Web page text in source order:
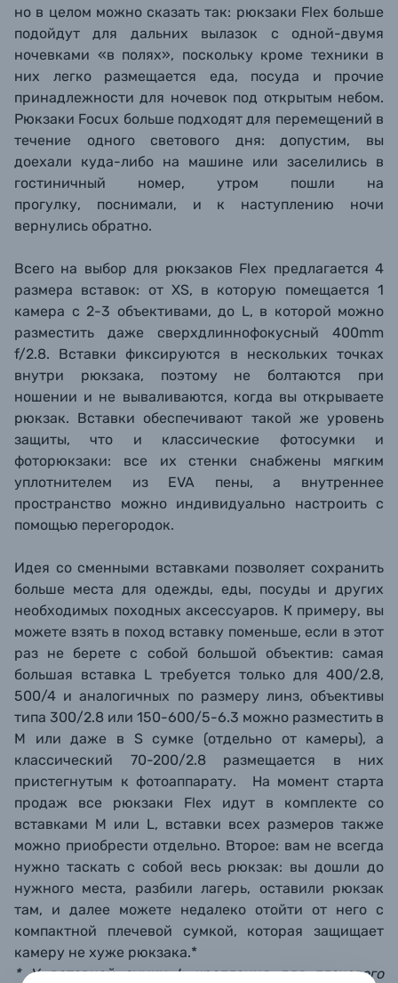
но в целом можно сказать так: рюкзаки Flex больше
подойдут для дальних вылазок с одной-двумя
ночевками «в полях», поскольку кроме техники в
них легко размещается еда, посуда и прочие
принадлежности для ночевок под открытым небом.
Рюкзаки Focux больше подходят для перемещений в
течение одного светового дня: допустим, вы
доехали куда-либо на машине или заселились в
гостиничный номер, утром пошли на
прогулку, поснимали, и к наступлению ночи
вернулись обратно.
Всего на выбор для рюкзаков Flex предлагается 4
размера вставок: от XS, в которую помещается 1
камера с 2-3 объективами, до L, в которой можно
разместить даже сверхдлиннофокусный 400mm
f/2.8. Вставки фиксируются в нескольких точках
внутри рюкзака, поэтому не болтаются при
ношении и не вываливаются, когда вы открываете
рюкзак. Вставки обеспечивают такой же уровень
защиты, что и классические фотосумки и
фоторюкзаки: все их стенки снабжены мягким
уплотнителем из EVA пены, а внутреннее
пространство можно индивидуально настроить с
помощью перегородок.
Идея со сменными вставками позволяет сохранить
больше места для одежды, еды, посуды и других
необходимых походных аксессуаров. К примеру, вы
можете взять в поход вставку поменьше, если в этот
раз не берете с собой большой объектив: самая
большая вставка L требуется только для 400/2.8,
500/4 и аналогичных по размеру линз, объективы
типа 300/2.8 или 150-600/5-6.3 можно разместить в
М или даже в S сумке (отдельно от камеры), а
классический 70-200/2.8 размещается в них
пристегнутым к фотоаппарату. На момент старта
продаж все рюкзаки Flex идут в комплекте со
вставками M или L, вставки всех размеров также
можно приобрести отдельно. Второе: вам не всегда
нужно таскать с собой весь рюкзак: вы дошли до
нужного места, разбили лагерь, оставили рюкзак
там, и далее можете недалеко отойти от него с
компактной плечевой сумкой, которая защищает
камеру не хуже рюкзака.*
* У вставной сумки L крепления для плечевого